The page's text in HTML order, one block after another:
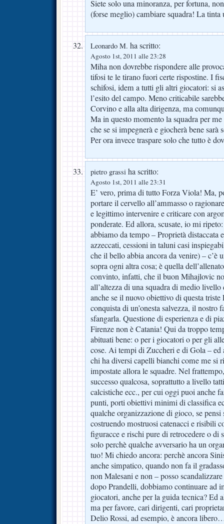
Siete solo una minoranza, per fortuna,
(forse meglio) cambiare squadra! La
Leonardo M. ha scritto:
Agosto 1st, 2011 alle 23:28
Miha non dovrebbe rispondere alle
tifosi te le tirano fuori certe rispostine. I
schifosi, idem a tutti gli altri giocatori: si
l’esito del campo. Meno criticabile
Corvino e alla alta dirigenza, ma
Ma in questo momento la squadra per
che se si impegnerà e giocherà bene sarà
Per ora invece traspare solo che tutto è
pietro grassi ha scritto:
Agosto 1st, 2011 alle 23:31
E’ vero, prima di tutto Forza Viola! Ma,
portare il cervello all’ammasso o
e legittimo intervenire e criticare con
ponderate. Ed allora, scusate, io mi
abbiamo da tempo – Proprietà distaccata
azzeccati, cessioni in taluni casi
che il bello abbia ancora da venire) – c’è
sopra ogni altra cosa; è quella
convinto, infatti, che il buon Mihajlovic
all’altezza di una squadra di medio
anche se il nuovo obiettivo di questa triste
conquista di un’onesta salvezza, il nostro
sfangarla. Questione di esperienza e di
Firenze non è Catania! Qui da troppo
abituati bene: o per i giocatori o per gli
cose. Ai tempi di Zuccheri e di Gola – ed
chi ha diversi capelli bianchi come me si
impostate allora le squadre. Nel
successo qualcosa, soprattutto a livello
calcistiche ecc., per cui oggi puoi anche
punti, porti obiettivi minimi di classifica
qualche organizzazione di gioco, se
costruendo mostruosi catenacci e risibili
figuracce e rischi pure di retrocedere o di
solo perchè qualche avversario ha un
tuo! Mi chiedo ancora: perchè ancora
anche simpatico, quando non fa il
non Malesani e non – posso
dopo Prandelli, dobbiamo continuare ad
giocatori, anche per la guida tecnica? Ed
ma per favore, cari dirigenti, cari
Delio Rossi, ad esempio, è ancora